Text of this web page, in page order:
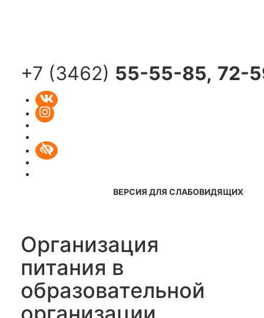
+7 (3462) 55-55-85, 72-
ВЕРСИЯ ДЛЯ СЛАБОВИДЯЩИХ
Организация
питания в
образовательной